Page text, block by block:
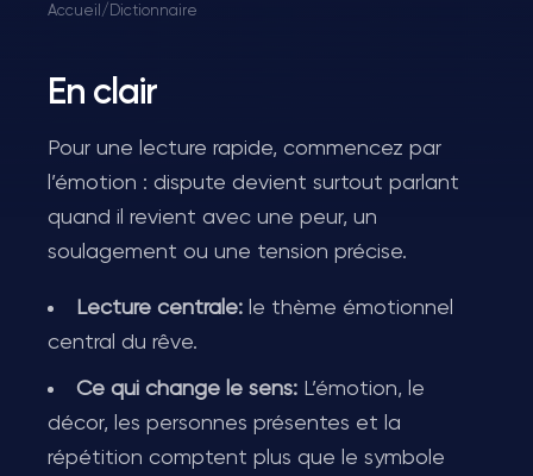
Accueil / Dictionnaire
En clair
Pour une lecture rapide, commencez par
l’émotion : dispute devient surtout parlant
quand il revient avec une peur, un
soulagement ou une tension précise.
Lecture centrale: le thème émotionnel
central du rêve.
Ce qui change le sens: L’émotion, le
décor, les personnes présentes et la
répétition comptent plus que le symbole